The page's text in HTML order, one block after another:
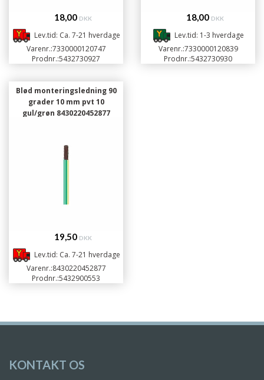
18,00 DKK
Lev.tid: Ca. 7-21 hverdage
Varenr.:7330000120747
Prodnr.:5432730927
18,00 DKK
Lev.tid: 1-3 hverdage
Varenr.:7330000120839
Prodnr.:5432730930
Blød monteringsledning 90
grader 10 mm pvt 10
gul/grøn 8430220452877
19,50 DKK
Lev.tid: Ca. 7-21 hverdage
Varenr.:8430220452877
Prodnr.:5432900553
KONTAKT OS